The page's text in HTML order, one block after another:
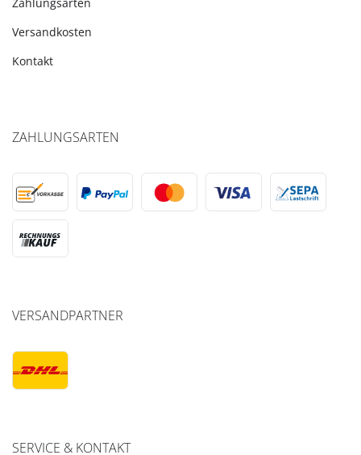
Versandkosten
Kontakt
ZAHLUNGSARTEN
VERSANDPARTNER
SERVICE & KONTAKT